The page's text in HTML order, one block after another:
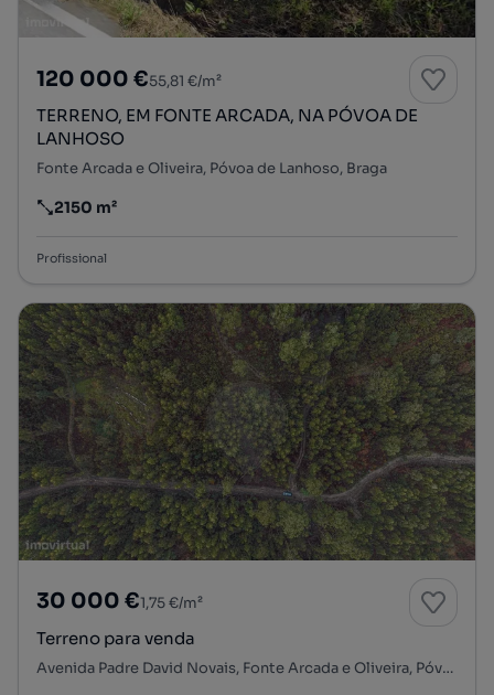
120 000 €55,81 €/m²
TERRENO, EM FONTE ARCADA, NA PÓVOA DE
LANHOSO
Fonte Arcada e Oliveira, Póvoa de Lanhoso, Braga
Preço por metro quadrado
2150 m²
Profissional
30 000 €1,75 €/m²
Terreno para venda
Avenida Padre David Novais, Fonte Arcada e Oliveira, Póvoa de Lanhoso, Braga